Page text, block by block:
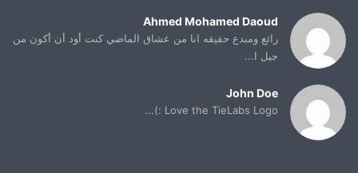
Ahmed Mohamed Daoud
رائع ومبدع حقيقه انا من عشاق الماضي كنت أود أن أكون من
جيل ا...
John Doe
Love the TieLabs Logo :)...